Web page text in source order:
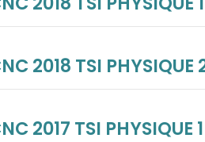
2018 TSI PHYSIQUE
2017 TSI PHYSIQUE